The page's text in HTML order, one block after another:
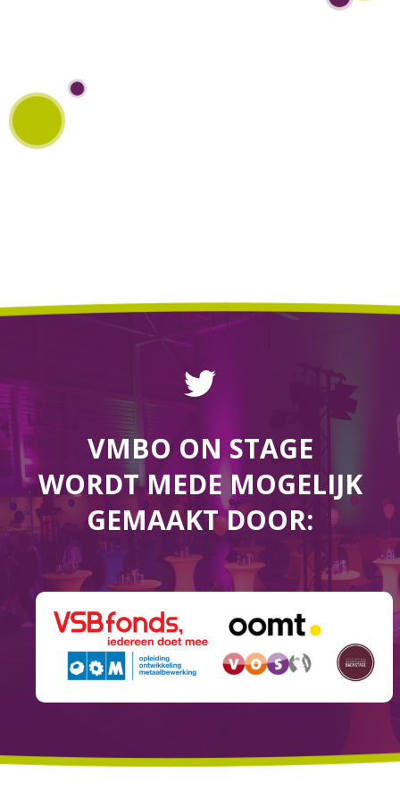
VMBO ON STAGE
WORDT MEDE MOGELIJK
GEMAAKT DOOR: